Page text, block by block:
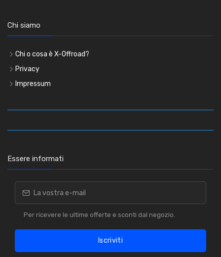
Chi siamo
Chi o cosa è X-Offroad?
Privacy
Impressum
Essere informati
Per ricevere le ultime offerte e sconti dal negozio.
Iscriviti